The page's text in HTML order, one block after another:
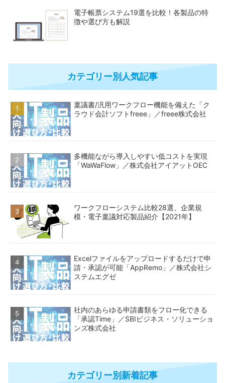
電子帳票システム19選を比較！各製品の特
徴や選び方も解説
カテゴリー別人気記事
稟議書/汎用ワークフロー機能を備えた「ク
ラウド会計ソフトfreee」／freee株式会社
多機能ながら導入しやすい低コストを実現
「WaWaFlow」／株式会社アイアットOEC
ワークフローシステム比較28選、企業規
模・電子稟議対応製品紹介【2021年】
Excelファイルをアップロードするだけで申
請・承認が可能「AppRemo」／株式会社シ
ステムエグゼ
社内のあらゆる申請書類をフロー化できる
「承認Time」／SBIビジネス・ソリューショ
ンズ株式会社
カテゴリー別新着記事